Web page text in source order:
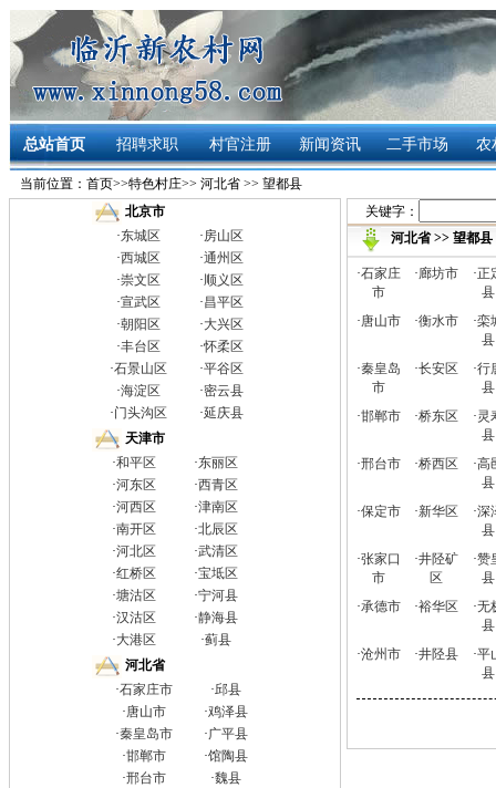
总站首页 招聘求职 村官注册 新闻资讯 二手市场 农
当前位置： 首页>>特色村庄>> 河北省 >> 望都县
北京市
·东城区 ·房山区
·西城区 ·通州区
·崇文区 ·顺义区
·宣武区 ·昌平区
·朝阳区 ·大兴区
·丰台区 ·怀柔区
·石景山区 ·平谷区
·海淀区 ·密云县
·门头沟区 ·延庆县
天津市
·和平区 ·东丽区
·河东区 ·西青区
·河西区 ·津南区
·南开区 ·北辰区
·河北区 ·武清区
·红桥区 ·宝坻区
·塘沽区 ·宁河县
·汉沽区 ·静海县
·大港区 ·蓟县
河北省
·石家庄市 ·邱县
·唐山市 ·鸡泽县
·秦皇岛市 ·广平县
·邯郸市 ·馆陶县
·邢台市 ·魏县
关键字：
河北省>> 望都县
·石家庄
市
·廊坊市 ·正
县
·唐山市 ·衡水市 ·栾
县
·秦皇岛
市
·长安区 ·行
县
·邯郸市 ·桥东区 ·灵
县
·邢台市 ·桥西区 ·高
县
·保定市 ·新华区 ·深
县
·张家口
市
·井陉矿
区
·赞
县
·承德市 ·裕华区 ·无
县
·沧州市 ·井陉县 ·平
县